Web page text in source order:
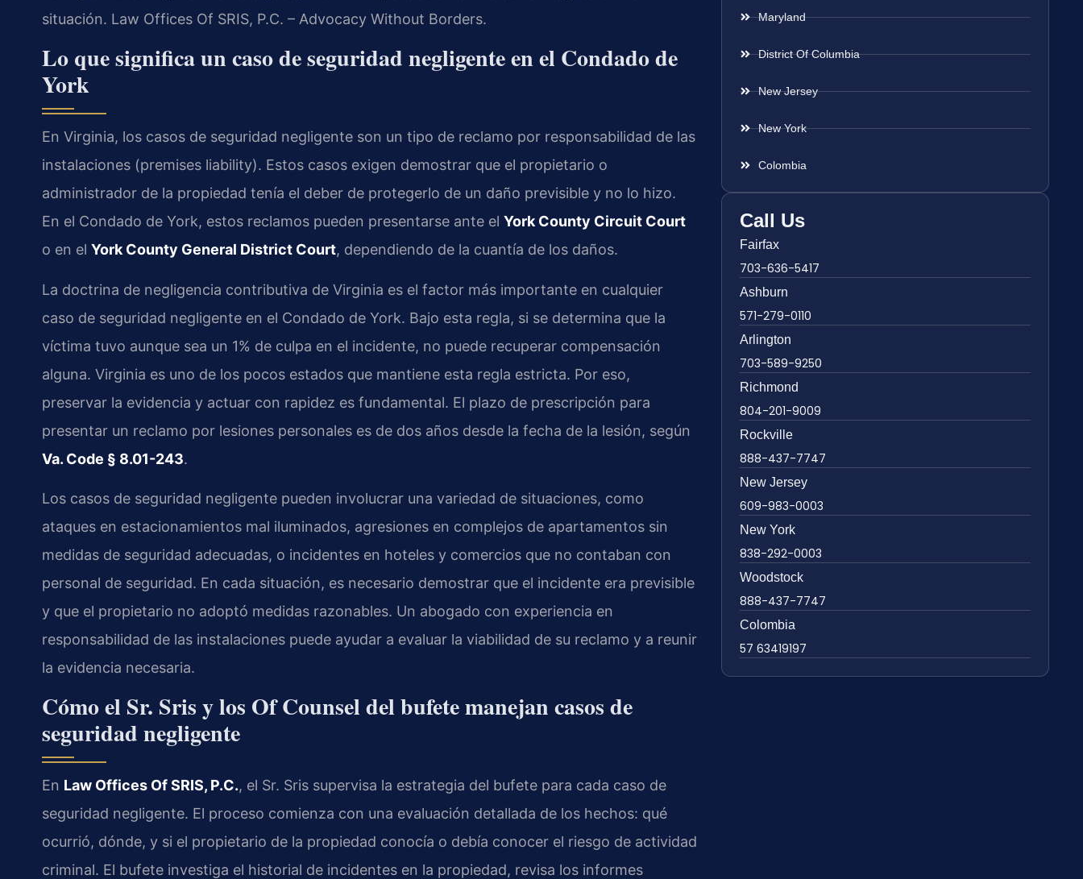
situación. Law Offices Of SRIS, P.C. – Advocacy Without Borders.
Lo que significa un caso de seguridad negligente en el Condado de
York
En Virginia, los casos de seguridad negligente son un tipo de reclamo por responsabilidad de las
instalaciones (premises liability). Estos casos exigen demostrar que el propietario o
administrador de la propiedad tenía el deber de protegerlo de un daño previsible y no lo hizo.
En el Condado de York, estos reclamos pueden presentarse ante el York County Circuit Court
o en el York County General District Court, dependiendo de la cuantía de los daños.
La doctrina de negligencia contributiva de Virginia es el factor más importante en cualquier
caso de seguridad negligente en el Condado de York. Bajo esta regla, si se determina que la
víctima tuvo aunque sea un 1% de culpa en el incidente, no puede recuperar compensación
alguna. Virginia es uno de los pocos estados que mantiene esta regla estricta. Por eso,
preservar la evidencia y actuar con rapidez es fundamental. El plazo de prescripción para
presentar un reclamo por lesiones personales es de dos años desde la fecha de la lesión, según
Va. Code § 8.01-243.
Los casos de seguridad negligente pueden involucrar una variedad de situaciones, como
ataques en estacionamientos mal iluminados, agresiones en complejos de apartamentos sin
medidas de seguridad adecuadas, o incidentes en hoteles y comercios que no contaban con
personal de seguridad. En cada situación, es necesario demostrar que el incidente era previsible
y que el propietario no adoptó medidas razonables. Un abogado con experiencia en
responsabilidad de las instalaciones puede ayudar a evaluar la viabilidad de su reclamo y a reunir
la evidencia necesaria.
Cómo el Sr. Sris y los Of Counsel del bufete manejan casos de
seguridad negligente
En Law Offices Of SRIS, P.C., el Sr. Sris supervisa la estrategia del bufete para cada caso de
seguridad negligente. El proceso comienza con una evaluación detallada de los hechos: qué
ocurrió, dónde, y si el propietario de la propiedad conocía o debía conocer el riesgo de actividad
criminal. El bufete investiga el historial de incidentes en la propiedad, revisa los informes
Maryland
District Of Columbia
New Jersey
New York
Colombia
Call Us
Fairfax
703-636-5417
Ashburn
571-279-0110
Arlington
703-589-9250
Richmond
804-201-9009
Rockville
888-437-7747
New Jersey
609-983-0003
New York
838-292-0003
Woodstock
888-437-7747
Colombia
57 63419197